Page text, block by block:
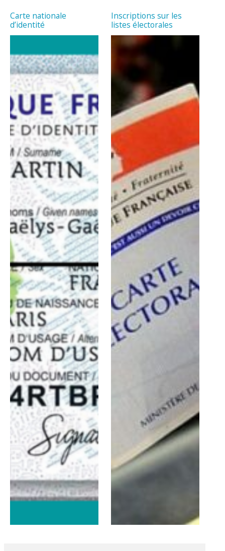
Carte nationale
d’identité
Inscriptions sur les
listes électorales